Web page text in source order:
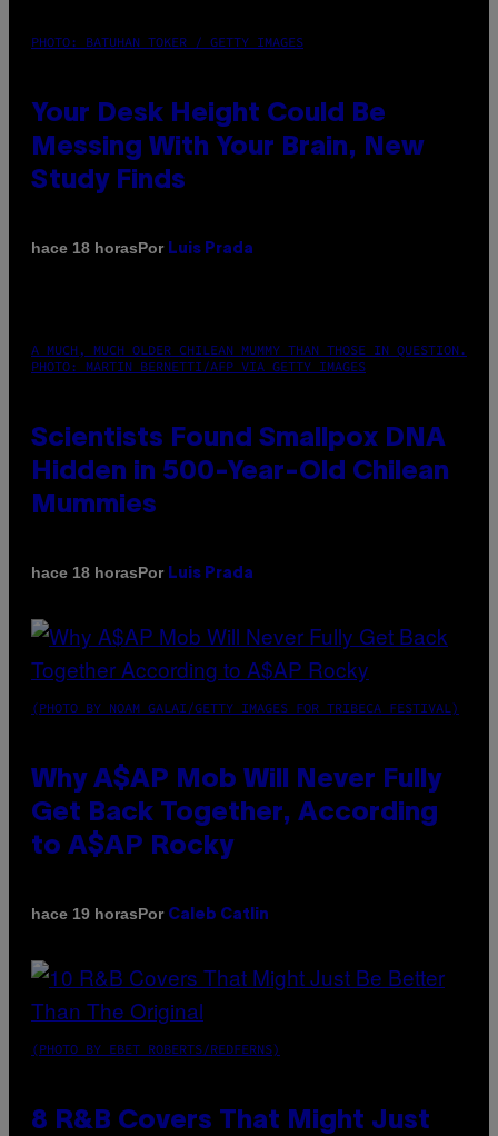
PHOTO: BATUHAN TOKER / GETTY IMAGES
Your Desk Height Could Be
Messing With Your Brain, New
Study Finds
hace 18 horasPor Luis Prada
A MUCH, MUCH OLDER CHILEAN MUMMY THAN THOSE IN QUESTION.
PHOTO: MARTIN BERNETTI/AFP VIA GETTY IMAGES
Scientists Found Smallpox DNA
Hidden in 500-Year-Old Chilean
Mummies
hace 18 horasPor Luis Prada
(PHOTO BY NOAM GALAI/GETTY IMAGES FOR TRIBECA FESTIVAL)
Why A$AP Mob Will Never Fully
Get Back Together, According
to A$AP Rocky
hace 19 horasPor Caleb Catlin
(PHOTO BY EBET ROBERTS/REDFERNS)
8 R&B Covers That Might Just